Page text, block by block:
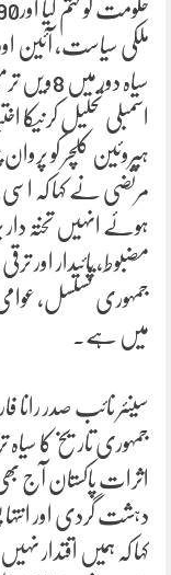
ملکی سیاست، آئین
اسمبلی تحلیل کرنیکا
ہیروئین کلچر کو
مرتضی نے کہا کہ اسی
ہوئے انہیں تختہ دار
مضبوط، پائیدار اور
جمہوری تسلسل،
میں ہے۔
جمہوری تاریخ کا
اثرات پاکستان آج
دہشت گردی اور
کہا کہ ہمیں اقتدار